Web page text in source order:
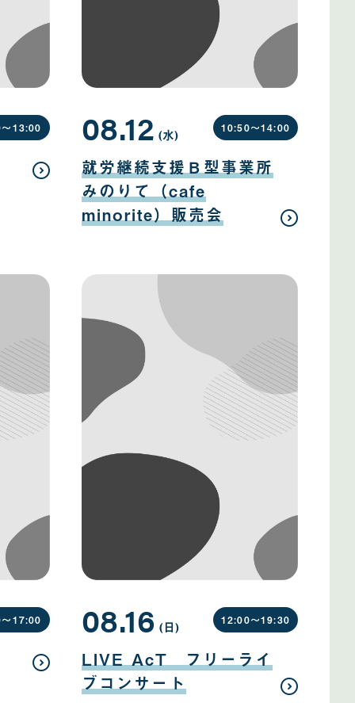
13:00
就労継続支援Ｂ型事業所
みのりて（cafe
minorite）販売会
08.12
月
12
日
(水曜
日
) 10:50〜14:00
17:00
LIVE AcT フリーライ
ブコンサート
08.16
月
16
日
(日曜
日
) 12:00〜19:30